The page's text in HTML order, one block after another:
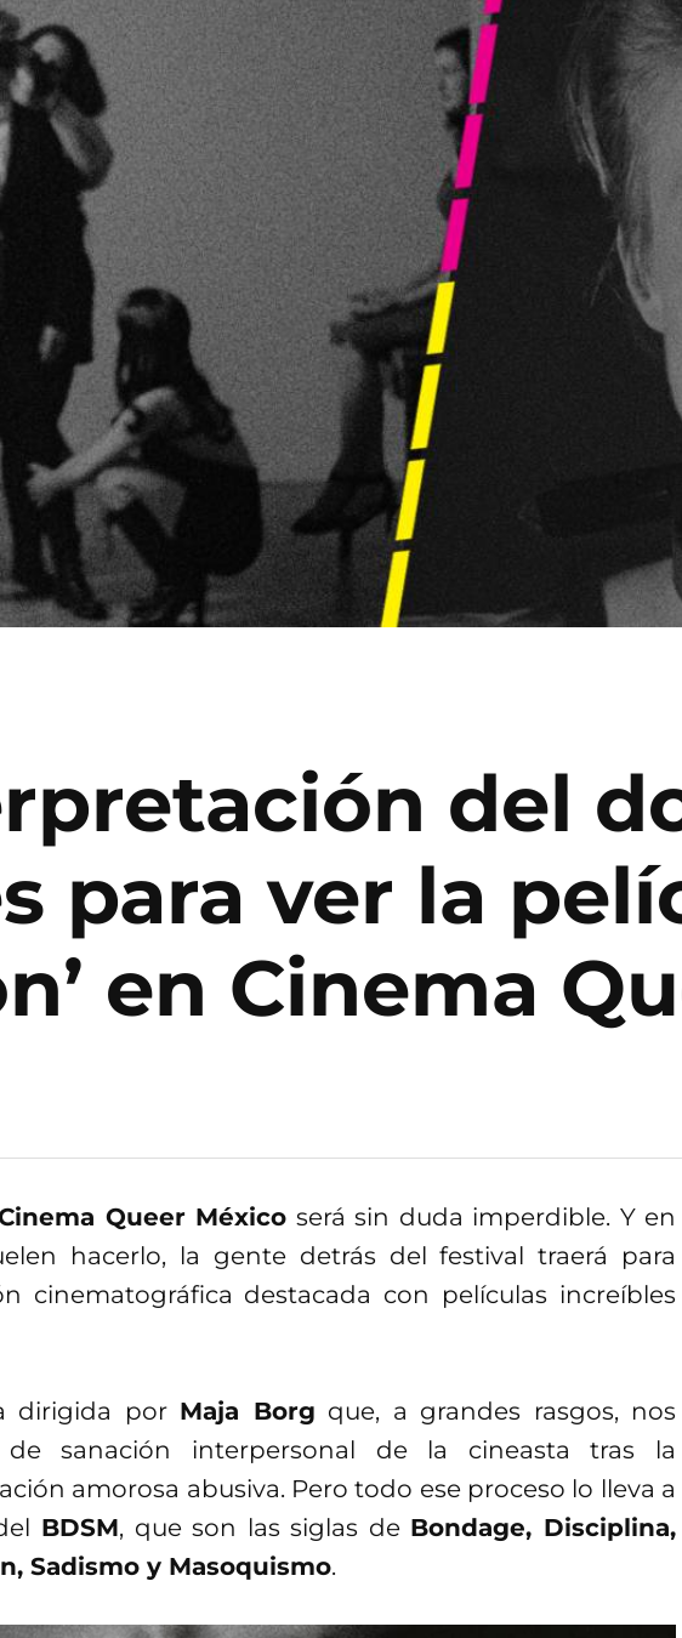
del
para ver la
en Cinema
Queer México será sin duda imperdible. Y en
hacerlo, la gente detrás del festival traerá para
cinematográfica destacada con películas increíbles
dirigida por Maja Borg que, a grandes rasgos, nos
sanación interpersonal de la cineasta tras la
amorosa abusiva. Pero todo ese proceso lo lleva a
BDSM, que son las siglas de Bondage, Disciplina,
Sadismo y Masoquismo.